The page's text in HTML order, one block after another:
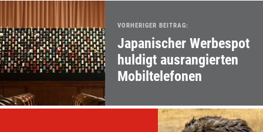
VORHERIGER BEITRAG:
Japanischer Werbespot
huldigt ausrangierten
Mobiltelefonen